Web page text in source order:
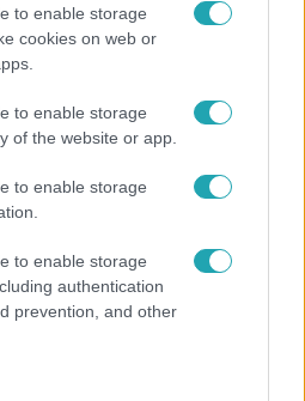
to enable storage
cookies on web or
to enable storage
of the website or app.
to enable storage
to enable storage
authentication
prevention, and other
fura volt” – Pusztai
valójában az élet a világ